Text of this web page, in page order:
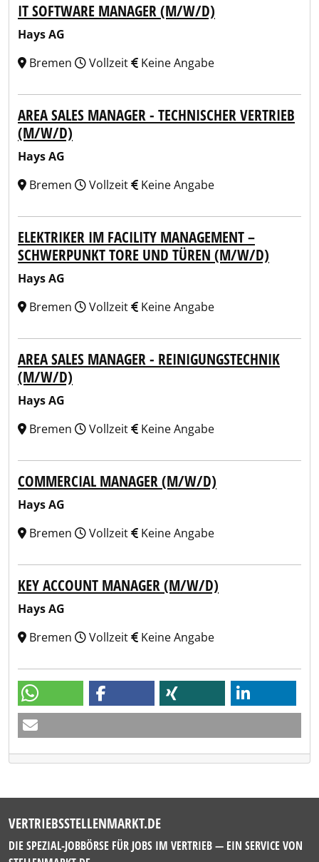
IT SOFTWARE MANAGER (M/W/D)
Hays AG
Bremen
Vollzeit Keine Angabe
AREA SALES MANAGER - TECHNISCHER VERTRIEB
(M/W/D)
Hays AG
Bremen
Vollzeit Keine Angabe
ELEKTRIKER IM FACILITY MANAGEMENT –
SCHWERPUNKT TORE UND TÜREN (M/W/D)
Hays AG
Bremen
Vollzeit Keine Angabe
AREA SALES MANAGER - REINIGUNGSTECHNIK
(M/W/D)
Hays AG
Bremen
Vollzeit Keine Angabe
COMMERCIAL MANAGER (M/W/D)
Hays AG
Bremen
Vollzeit Keine Angabe
KEY ACCOUNT MANAGER (M/W/D)
Hays AG
Bremen
Vollzeit Keine Angabe
VERTRIEBSSTELLENMARKT.DE
DIE SPEZIAL-JOBBÖRSE FÜR JOBS IM VERTRIEB — EIN SERVICE VON